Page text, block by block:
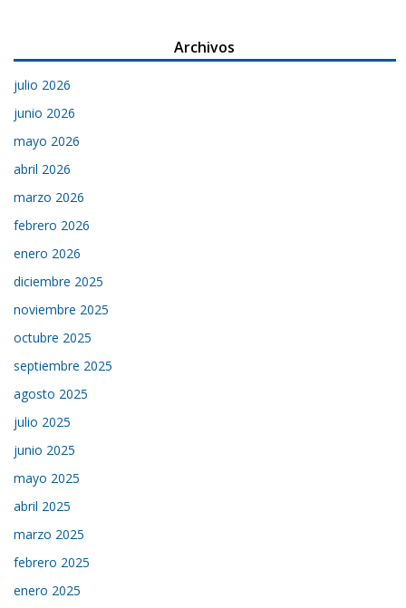
Archivos
julio 2026
junio 2026
mayo 2026
abril 2026
marzo 2026
febrero 2026
enero 2026
diciembre 2025
noviembre 2025
octubre 2025
septiembre 2025
agosto 2025
julio 2025
junio 2025
mayo 2025
abril 2025
marzo 2025
febrero 2025
enero 2025